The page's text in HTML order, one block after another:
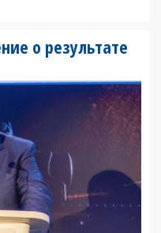
о результате